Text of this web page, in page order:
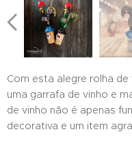
Com esta alegre rolha
uma garrafa de vinho e
de vinho não é apenas
decorativa e um item